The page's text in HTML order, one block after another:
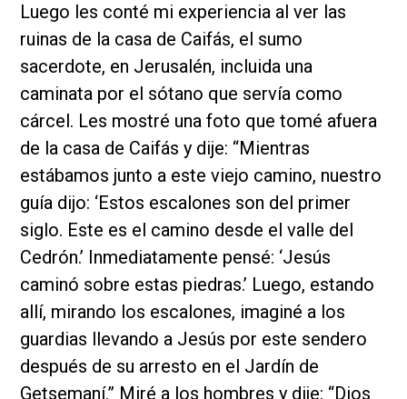
Luego les conté mi experiencia al ver las
ruinas de la casa de Caifás, el sumo
sacerdote, en Jerusalén, incluida una
caminata por el sótano que servía como
cárcel. Les mostré una foto que tomé afuera
de la casa de Caifás y dije: “Mientras
estábamos junto a este viejo camino, nuestro
guía dijo: ‘Estos escalones son del primer
siglo. Este es el camino desde el valle del
Cedrón.’ Inmediatamente pensé: ‘Jesús
caminó sobre estas piedras.’ Luego, estando
allí, mirando los escalones, imaginé a los
guardias llevando a Jesús por este sendero
después de su arresto en el Jardín de
Getsemaní.” Miré a los hombres y dije: “Dios